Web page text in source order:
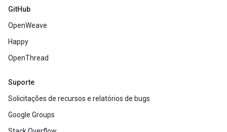
GitHub
OpenWeave
Happy
OpenThread
Suporte
Solicitações de recursos e relatórios de bugs
Google Groups